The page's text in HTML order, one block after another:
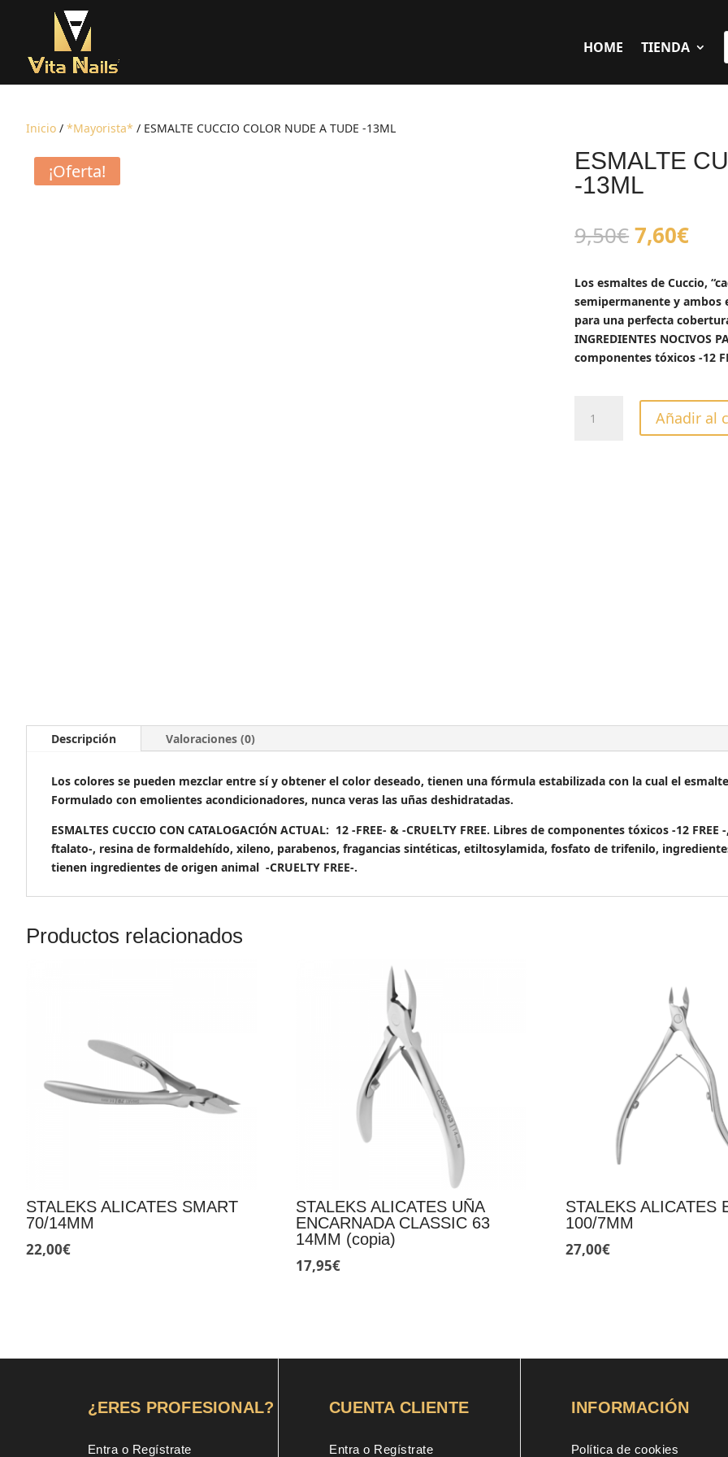
HOME TIENDA
Inicio / *Mayorista* / ESMALTE CUCCIO COLOR NUDE A TUDE -13ML
¡Oferta!
ESMALTE
-13ML
9,50€El
precio
original
era:
9,50€.
7,60€El
es:
Los esmaltes de Cuccio,
semipermanente y ambos
para una perfecta
INGREDIENTES NOCIVOS
componentes tóxicos -12
CUCCIO
Añadir al
Descripción Valoraciones (0)
Los colores se pueden mezclar entre sí y obtener el color deseado, tienen una fórmula estabilizada con la cual el
Formulado con emolientes acondicionadores, nunca veras las uñas deshidratadas.
ESMALTES CUCCIO CON CATALOGACIÓN ACTUAL: 12 -FREE- & -CRUELTY FREE. Libres de componentes tóxicos -12
ftalato-, resina de formaldehído, xileno, parabenos, fragancias sintéticas, etiltosylamida, fosfato de trifenilo,
tienen ingredientes de origen animal -CRUELTY FREE-.
Productos relacionados
STALEKS ALICATES SMART
70/14MM
22,00€
STALEKS ALICATES UÑA
ENCARNADA CLASSIC 63
14MM (copia)
17,95€
STALEKS ALICATES
100/7MM
27,00€
¿ERES PROFESIONAL?
Entra o Regístrate
CUENTA CLIENTE
Entra o Regístrate
INFORMACIÓN
Política de cookies